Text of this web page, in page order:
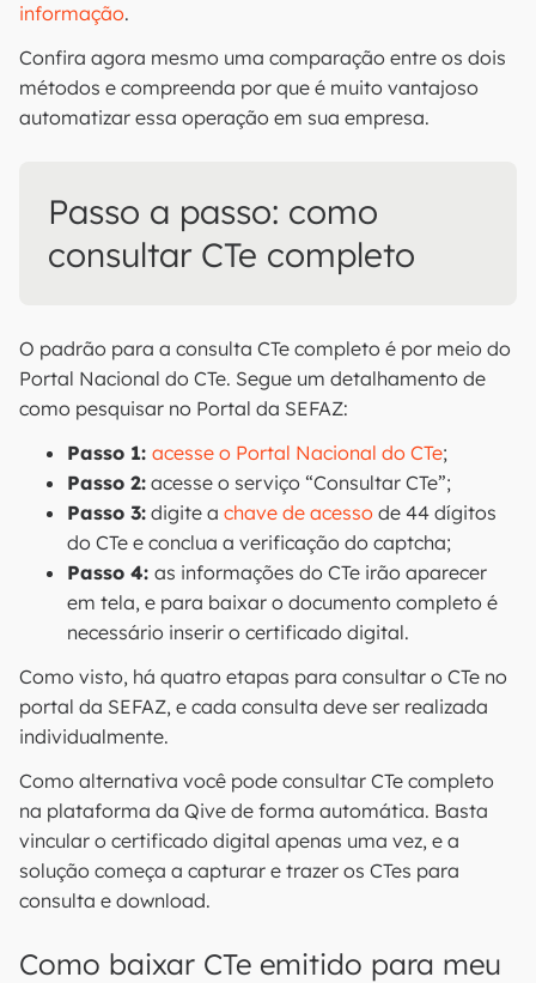
informação.
Confira agora mesmo uma comparação entre os dois
métodos e compreenda por que é muito vantajoso
automatizar essa operação em sua empresa.
Passo a passo: como
consultar CTe completo
O padrão para a consulta CTe completo é por meio do
Portal Nacional do CTe. Segue um detalhamento de
como pesquisar no Portal da SEFAZ:
Passo 1: acesse o Portal Nacional do CTe;
Passo 2: acesse o serviço “Consultar CTe”;
Passo 3: digite a chave de acesso de 44 dígitos
do CTe e conclua a verificação do captcha;
Passo 4: as informações do CTe irão aparecer
em tela, e para baixar o documento completo é
necessário inserir o certificado digital.
Como visto, há quatro etapas para consultar o CTe no
portal da SEFAZ, e cada consulta deve ser realizada
individualmente.
Como alternativa você pode consultar CTe completo
na plataforma da Qive de forma automática. Basta
vincular o certificado digital apenas uma vez, e a
solução começa a capturar e trazer os CTes para
consulta e download.
Como baixar CTe emitido para meu